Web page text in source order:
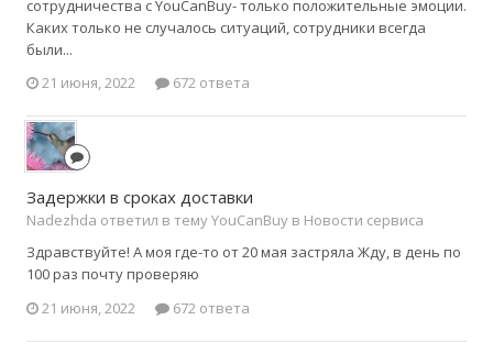
сотрудничества с YouCanBuy- только положительные эмоции.
Каких только не случалось ситуаций, сотрудники всегда
были...
21 июня, 2022
672 ответа
Задержки в сроках доставки
Nadezhda ответил в тему YouCanBuy в Новости сервиса
Здравствуйте! А моя где-то от 20 мая застряла Жду, в день по
100 раз почту проверяю
21 июня, 2022
672 ответа